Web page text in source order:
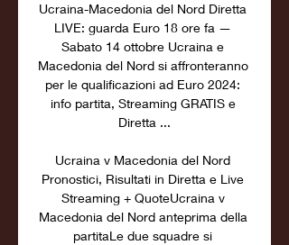
Ucraina-Macedonia del Nord Diretta
LIVE: guarda Euro 18 ore fa —
Sabato 14 ottobre Ucraina e
Macedonia del Nord si affronteranno
per le qualificazioni ad Euro 2024:
info partita, Streaming GRATIS e
Diretta ...
Ucraina v Macedonia del Nord
Pronostici, Risultati in Diretta e Live
Streaming + QuoteUcraina v
Macedonia del Nord anteprima della
partitaLe due squadre si